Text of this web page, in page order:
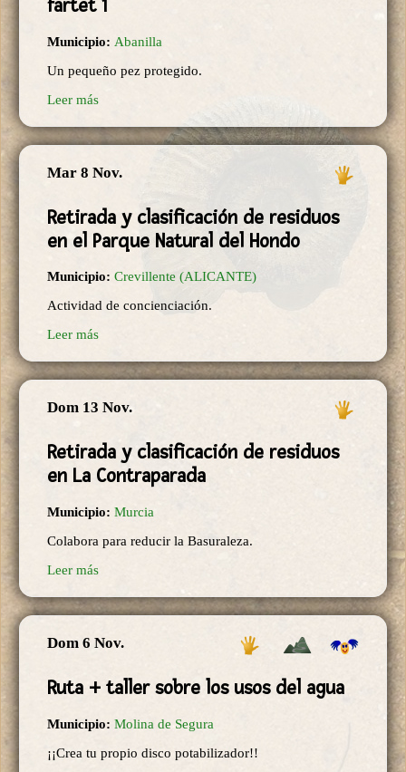
fartet 1
Municipio: Abanilla
Un pequeño pez protegido.
Leer más
Mar 8 Nov.
Retirada y clasificación de residuos
en el Parque Natural del Hondo
Municipio: Crevillente (ALICANTE)
Actividad de concienciación.
Leer más
Dom 13 Nov.
Retirada y clasificación de residuos
en La Contraparada
Municipio: Murcia
Colabora para reducir la Basuraleza.
Leer más
Dom 6 Nov.
Ruta + taller sobre los usos del agua
Municipio: Molina de Segura
¡¡Crea tu propio disco potabilizador!!